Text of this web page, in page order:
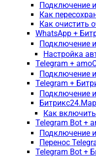
Подключение
Как
Как очистить
WhatsApp +
Подключение
Настройка
Telegram +
Подключение
Telegram +
Подключение
Как
Telegram Bot +
Подключение
Перенос
Telegram Bot +